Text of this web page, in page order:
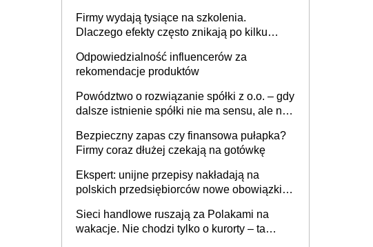
firmie
Firmy wydają tysiące na szkolenia.
Dlaczego efekty często znikają po kilku
Odpowiedzialność influencerów za
rekomendacje produktów
Powództwo o rozwiązanie spółki z o.o. – gdy
dalsze istnienie spółki nie ma sensu, ale nie
Bezpieczny zapas czy finansowa pułapka?
Firmy coraz dłużej czekają na gotówkę
Ekspert: unijne przepisy nakładają na
polskich przedsiębiorców nowe obowiązki w
Sieci handlowe ruszają za Polakami na
wakacje. Nie chodzi tylko o kurorty – ta